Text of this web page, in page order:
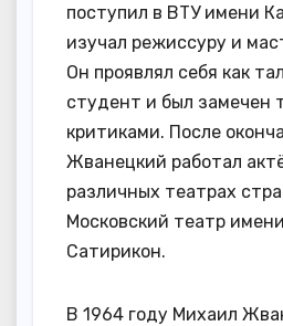
поступил в ВТУ имени
изучал режиссуру и
Он проявлял себя как
студент и был замечен
критиками. После
Жванецкий работал
различных театрах
Московский театр
Сатирикон.
В 1964 году Михаил